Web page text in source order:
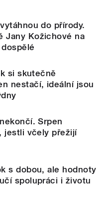
do přírody.
Jany Kožichové na
si skutečně
nestačí, ideální jsou
Srpen
jestli včely přežijí
s dobou, ale hodnoty
spolupráci i životu